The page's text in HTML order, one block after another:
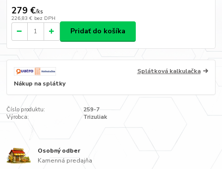
279 €/ks
226,83 € bez DPH
Pridať do košíka
Splátková kalkulačka
Nákup na splátky
Číslo produktu:
259-7
Výrobca:
Trizuliak
Osobný odber
Kamenná predajňa